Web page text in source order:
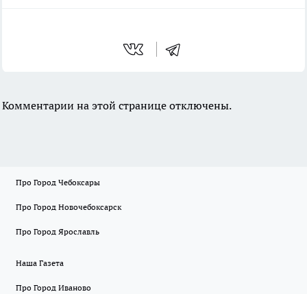
Комментарии на этой странице отключены.
Про Город Чебоксары
Про Город Новочебоксарск
Про Город Ярославль
Наша Газета
Про Город Иваново